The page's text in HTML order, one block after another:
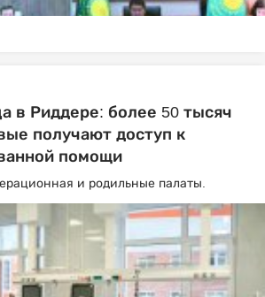
в Риддере: более 50 тысяч
получают доступ к
помощи
и родильные палаты.